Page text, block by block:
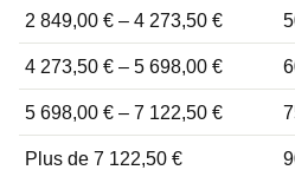
2 849,00 € – 4 273,50 €
4 273,50 € – 5 698,00 €
5 698,00 € – 7 122,50 €
Plus de 7 122,50 €